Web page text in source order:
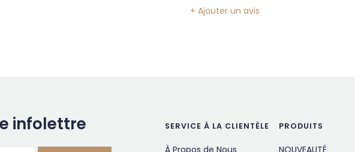
+ Ajouter un avis
infolettre SERVICE À LA CLIENTÈLE
À Propos de Nous
PRODUITS
NOUVEAUTÉ